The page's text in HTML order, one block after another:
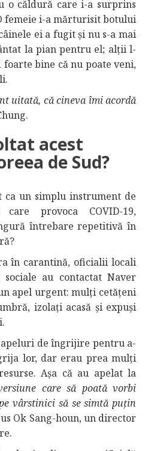
căldură care i-a surprins
femeie i-a mărturisit botului
ei a fugit și nu s-a mai
la pian pentru el; alții l-
bine că nu poate veni,
uitată, că cineva îmi acordă
acest
de Sud?
ca un simplu instrument de
provoca COVID-19,
întrebare repetitivă în
în carantină, oficialii locali
au contactat Naver
apel urgent: mulți cetățeni
izolați acasă și expuși
apeluri de îngrijire pentru a-
lor, dar erau prea mulți
Așa că au apelat la
care să poată vorbi
vârstinici să se simtă puțin
Ok Sang-houn, un director